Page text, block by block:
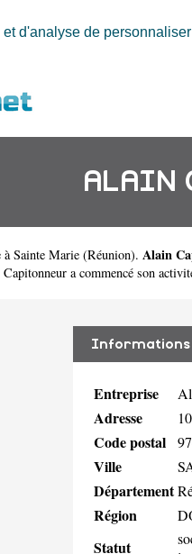
d'analyse de
ALAIN
à Sainte Marie (Réunion). Alain
a commencé son
Informations
Entreprise
Adresse
Code postal
Ville
Département
Région
Statut